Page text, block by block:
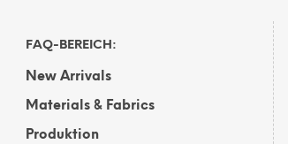
können
Produktseite
FAQ-BEREICH:
New Arrivals
Materials & Fabrics
Produktion